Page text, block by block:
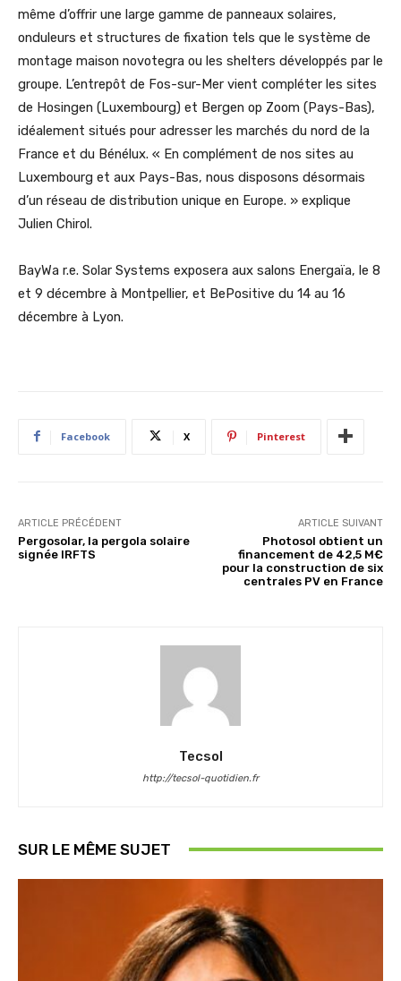
même d’offrir une large gamme de panneaux solaires,
onduleurs et structures de fixation tels que le système de
montage maison novotegra ou les shelters développés par le
groupe. L’entrepôt de Fos-sur-Mer vient compléter les sites
de Hosingen (Luxembourg) et Bergen op Zoom (Pays-Bas),
idéalement situés pour adresser les marchés du nord de la
France et du Bénélux. « En complément de nos sites au
Luxembourg et aux Pays-Bas, nous disposons désormais
d’un réseau de distribution unique en Europe. » explique
Julien Chirol.
BayWa r.e. Solar Systems exposera aux salons Energaïa, le 8
et 9 décembre à Montpellier, et BePositive du 14 au 16
décembre à Lyon.
Facebook X Pinterest
ARTICLE PRÉCÉDENT
Pergosolar, la pergola solaire
signée IRFTS
ARTICLE SUIVANT
Photosol obtient un
financement de 42,5 M€
pour la construction de six
centrales PV en France
Tecsol
http://tecsol-quotidien.fr
SUR LE MÊME SUJET